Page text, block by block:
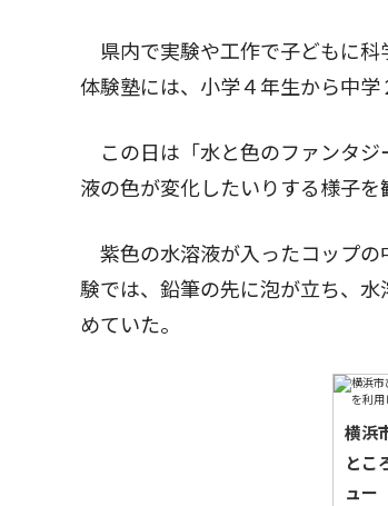
県内で実験や工作で子どもに科
体験塾には、小学４年生から中学
この日は「水と色のファンタジ
液の色が変化したいりする様子を
紫色の水溶液が入ったコップの
験では、鉛筆の先に泡が立ち、
めていた。
横浜
とこ
ュー